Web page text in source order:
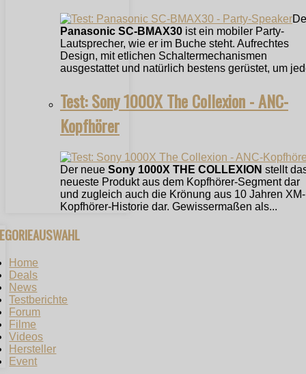
Panasonic SC-BMAX30 ist ein mobiler Party-
Lautsprecher, wie er im Buche steht. Aufrechtes
Design, mit etlichen Schaltermechanismen
ausgestattet und natürlich bestens gerüstet, um
Test: Sony 1000X The Collexion - ANC-
Kopfhörer
Der neue Sony 1000X THE COLLEXION stellt
neueste Produkt aus dem Kopfhörer-Segment dar
und zugleich auch die Krönung aus 10 Jahren XM-
Kopfhörer-Historie dar. Gewissermaßen als...
Home
Deals
News
Testberichte
Forum
Filme
Videos
Hersteller
Event